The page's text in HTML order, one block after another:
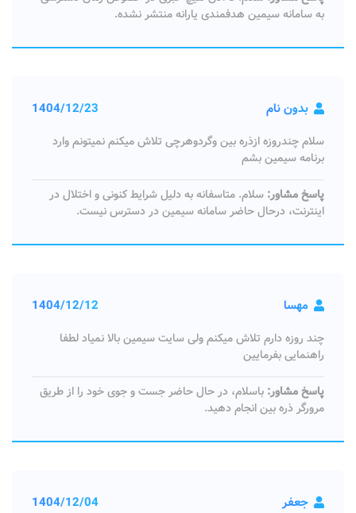
به سامانه سیمین هدفمندی یارانه منتشر نشده.
بدون نام 1404/12/23
سلام چندروزه ازذره بین وگردوهرچی تلاش میکنم نمیتونم وارد
برنامه سیمین بشم
پاسخ مشاور: سلام. متاسفانه به دلیل شرایط کنونی و اختلال در
اینترنت، درحال حاضر سامانه سیمین در دسترس نیست.
مهسا 1404/12/12
چند روزه دارم تلاش میکنم ولی سایت سیمین بالا نمیاد لطفا
راهنمایی بفرمایین
پاسخ مشاور: باسلام، در حال حاضر جست و جوی خود را از طریق
مرورگر ذره بین انجام دهید.
جعفر 1404/12/04